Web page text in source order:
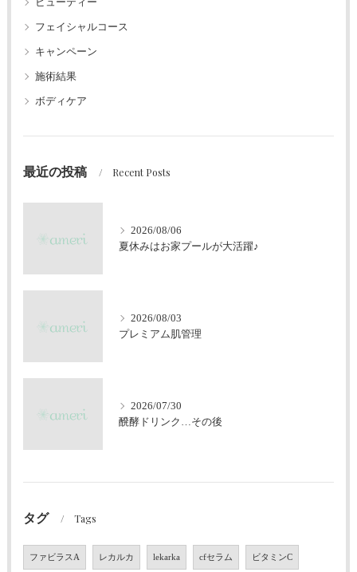
ビューティー
フェイシャルコース
キャンペーン
施術結果
ボディケア
最近の投稿 Recent Posts
2026/08/06
夏休みはお家プールが大活躍♪
2026/08/03
プレミアム肌管理
2026/07/30
醗酵ドリンク…その後
タグ Tags
ファビラスA レカルカ lekarka cfセラム ビタミンC